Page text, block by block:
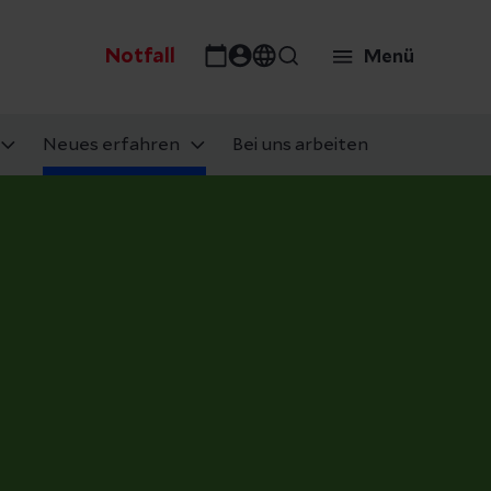
Notfall Menü
Neues erfahren Bei uns arbeiten